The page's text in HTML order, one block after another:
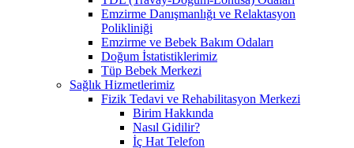
Emzirme Danışmanlığı ve Relaktasyon
Polikliniği
Emzirme ve Bebek Bakım Odaları
Doğum İstatistiklerimiz
Tüp Bebek Merkezi
Sağlık Hizmetlerimiz
Fizik Tedavi ve Rehabilitasyon Merkezi
Birim Hakkında
Nasıl Gidilir?
İç Hat Telefon